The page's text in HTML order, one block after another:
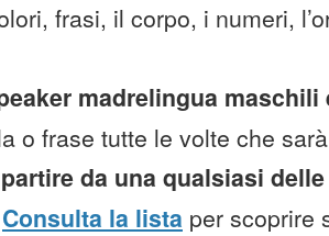
frasi, il corpo, i numeri,
madrelingua maschili
o frase tutte le volte che
da una qualsiasi
Consulta la lista per scoprire